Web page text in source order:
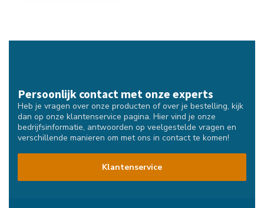
Persoonlijk contact met onze experts
Heb je vragen over onze producten of over je bestelling, kijk
dan op onze klantenservice pagina. Hier vind je onze
bedrijfsinformatie, antwoorden op veelgestelde vragen en
verschillende manieren om met ons in contact te komen!
Klantenservice